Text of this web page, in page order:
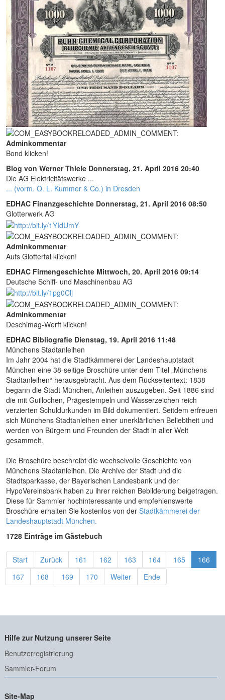
Adminkommentar
Bond klicken!
Blog von Werner Thiele Donnerstag, 21. April 2016 20:40
Die AG Elektricitätswerke ...
... (vorm. O. L. Kummer & Co.) in Dresden
EDHAC Finanzgeschichte Donnerstag, 21. April 2016 08:50
Glotterwerk AG
Adminkommentar
Aufs Glottertal klicken!
EDHAC Firmengeschichte Mittwoch, 20. April 2016 09:14
Deutsche Schiff- und Maschinenbau AG
Adminkommentar
Deschimag-Werft klicken!
EDHAC Bibliografie Dienstag, 19. April 2016 11:48
Münchens Stadtanleihen
Im Jahr 2004 hat die Stadtkämmerei der Landeshauptstadt
München eine 38-seitige Broschüre unter dem Titel „Münchens
Stadtanleihen“ herausgebracht. Aus dem Rückseitentext: 1838
begann die Stadt München, Anleihen auszugeben. Seit 1886 sind
die mit Guillochen, Prägestempeln und Wasserzeichen reich
verzierten Schuldurkunden im Bild dokumentiert. Seitdem erfreuen
sich Münchens Stadtanleihen einer unerklärlichen Beliebtheit und
werden von Bürgern und Freunden der Stadt in aller Welt
gesammelt.
Die Broschüre beschreibt die wechselvolle Geschichte von
Münchens Stadtanleihen. Die Archive der Stadt und die
Stadtsparkasse, der Bayerischen Landesbank und der
HypoVereinsbank haben zu ihrer reichen Bebilderung beigetragen.
Diese für Sammler hochinteressante und empfehlenswerte
Broschüre erhalten Sie kostenlos von derStadtkämmerei der
Landeshauptstadt München.
1728 Einträge im Gästebuch
Start Zurück 161 162 163 164 165
166
167
168 169 170 Weiter Ende
Hilfe zur Nutzung unserer Seite
Benutzerregistrierung
Sammler-Forum
Site-Map